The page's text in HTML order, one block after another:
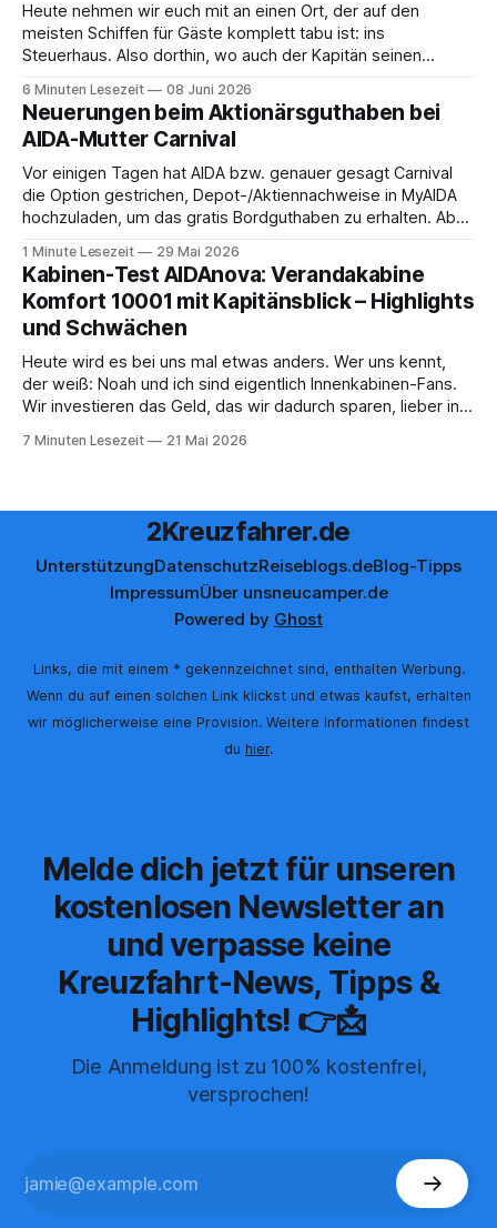
Heute nehmen wir euch mit an einen Ort, der auf den
meisten Schiffen für Gäste komplett tabu ist: ins
Steuerhaus. Also dorthin, wo auch der Kapitän seinen
Saxonia ging es zur Mittagszeit von Mainz Richtung Koblenz
– und wir durften für ein
6 Minuten Lesezeit 08 Juni 2026
Neuerungen beim Aktionärsguthaben bei
AIDA-Mutter Carnival
Vor einigen Tagen hat AIDA bzw. genauer gesagt Carnival
die Option gestrichen, Depot-/Aktiennachweise in MyAIDA
hochzuladen, um das gratis Bordguthaben zu erhalten. Ab
werden, um das Bordguthaben zu erhalten. Bereits vor
einiger Zeit wurde zudem die Möglichkeit gestrichen, das
Bordguthaben per
1 Minute Lesezeit 29 Mai 2026
Kabinen-Test AIDAnova: Verandakabine
Komfort 10001 mit Kapitänsblick – Highlights
und Schwächen
Heute wird es bei uns mal etwas anders. Wer uns kennt,
der weiß: Noah und ich sind eigentlich Innenkabinen-Fans.
Wir investieren das Geld, das wir dadurch sparen, lieber in
Cocktail an der Bar. Auch auf einer unserer letzten Reisen
7 Minuten Lesezeit 21 Mai 2026
2Kreuzfahrer.de
UnterstützungDatenschutzReiseblogs.deBlog-Tipps
ImpressumÜber unsneucamper.de
Powered by Ghost
Links, die mit einem * gekennzeichnet sind, enthalten Werbung.
Wenn du auf einen solchen Link klickst und etwas kaufst, erhalten
wir möglicherweise eine Provision. Weitere Informationen findest
du hier.
Melde dich jetzt für unseren
kostenlosen Newsletter an
und verpasse keine
Kreuzfahrt-News, Tipps &
Highlights! 👉📩
Die Anmeldung ist zu 100% kostenfrei,
versprochen!